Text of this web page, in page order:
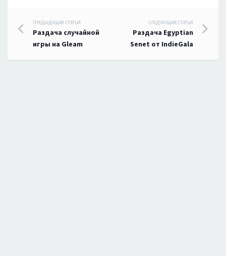
Навигация
по
записям
ПРЕДЫДУЩАЯ СТАТЬЯ
Раздача случайной
игры на Gleam
СЛЕДУЮЩАЯ СТАТЬЯ
Раздача Egyptian
Senet от IndieGala